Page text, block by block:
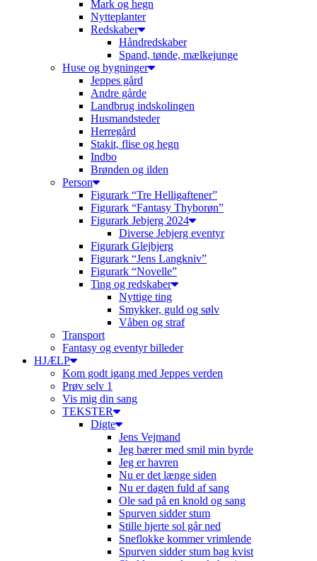
Mark og hegn
Nytteplanter
Redskaber
Håndredskaber
Spand, tønde, mælkejunge
Huse og bygninger
Jeppes gård
Andre gårde
Landbrug indskolingen
Husmandsteder
Herregård
Stakit, flise og hegn
Indbo
Brønden og ilden
Person
Figurark “Tre Helligaftener”
Figurark “Fantasy Thyborøn”
Figurark Jebjerg 2024
Diverse Jebjerg eventyr
Figurark Glejbjerg
Figurark “Jens Langkniv”
Figurark “Novelle”
Ting og redskaber
Nyttige ting
Smykker, guld og sølv
Våben og straf
Transport
Fantasy og eventyr billeder
HJÆLP
Kom godt igang med Jeppes verden
Prøv selv 1
Vis mig din sang
TEKSTER
Digte
Jens Vejmand
Jeg bærer med smil min byrde
Jeg er havren
Nu er det længe siden
Nu er dagen fuld af sang
Ole sad på en knold og sang
Spurven sidder stum
Stille hjerte sol går ned
Sneflokke kommer vrimlende
Spurven sidder stum bag kvist